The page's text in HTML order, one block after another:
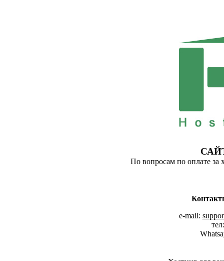
По вопросам по оплате за
e-mail: